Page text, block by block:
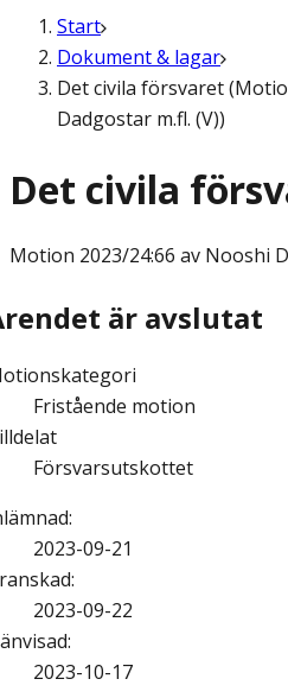
Start
Dokument & lagar
Det civila försvaret
Dadgostar m.fl. (V))
Det civila
Motion 2023/24:66 av Nooshi
är avslutat
Fristående motion
Försvarsutskottet
:
2023-09-21
:
2023-09-22
:
2023-10-17